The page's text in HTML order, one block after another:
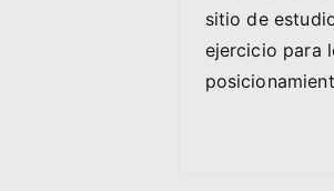
sitio de
ejercicio para